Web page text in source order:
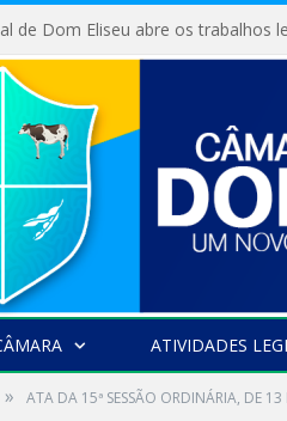
ATIVIDADES
» ATA DA 15ª SESSÃO ORDINÁRIA, DE